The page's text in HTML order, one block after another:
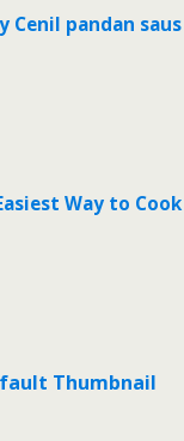
Cenil pandan saus
Way to Cook